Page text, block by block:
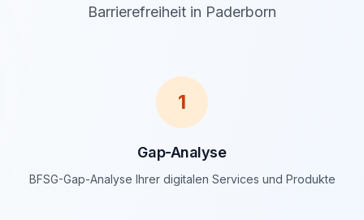
Barrierefreiheit in Paderborn
1
Gap-Analyse
BFSG-Gap-Analyse Ihrer digitalen Services und Produkte